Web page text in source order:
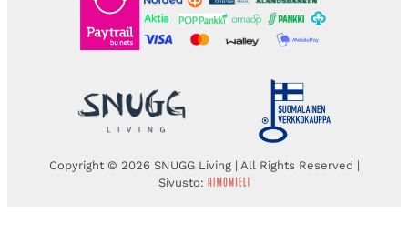
Copyright © 2026 SNUGG Living | All Rights Reserved |
Sivusto: